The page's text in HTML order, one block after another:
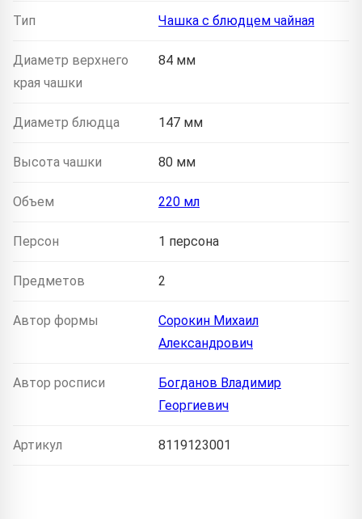
Тип Чашка с блюдцем чайная
Диаметр верхнего
края чашки
84 мм
Диаметр блюдца 147 мм
Высота чашки 80 мм
Объем 220 мл
Персон 1 персона
Предметов 2
Автор формы
Сорокин Михаил
Александрович
Автор росписи
Богданов Владимир
Георгиевич
Артикул 8119123001